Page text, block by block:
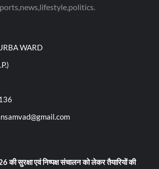
WARD
की सुरक्षा एवं निष्पक्ष संचालन को लेकर तैयारियों की